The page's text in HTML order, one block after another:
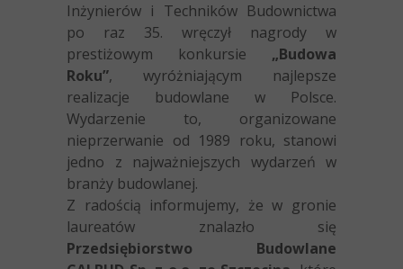
Inżynierów i Techników Budownictwa
po raz 35. wręczył nagrody w
prestiżowym konkursie „Budowa
Roku”, wyróżniającym najlepsze
realizacje budowlane w Polsce.
Wydarzenie to, organizowane
nieprzerwanie od 1989 roku, stanowi
jedno z najważniejszych wydarzeń w
branży budowlanej.
Z radością informujemy, że w gronie
laureatów znalazło się
Przedsiębiorstwo Budowlane